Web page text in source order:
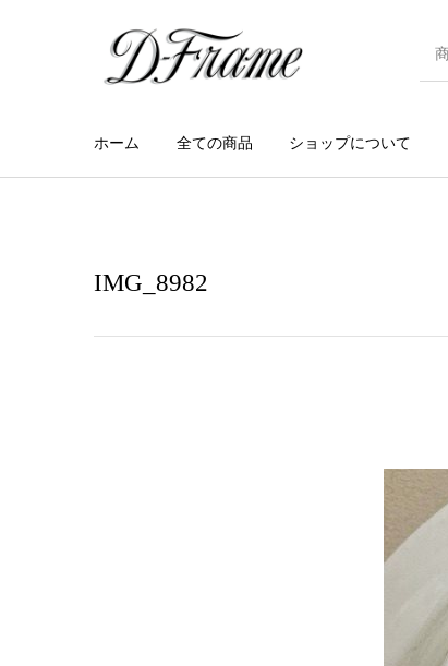
ホーム 全ての商品 ショップについて
IMG_8982